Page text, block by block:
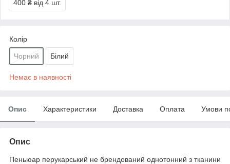
400 ₴ від 4 шт.
Колір
Чорний Білий
Немає в наявності
Опис Характеристики Доставка Оплата Умови
Опис
Пеньюар перукарський не брендований однотонний з тканини